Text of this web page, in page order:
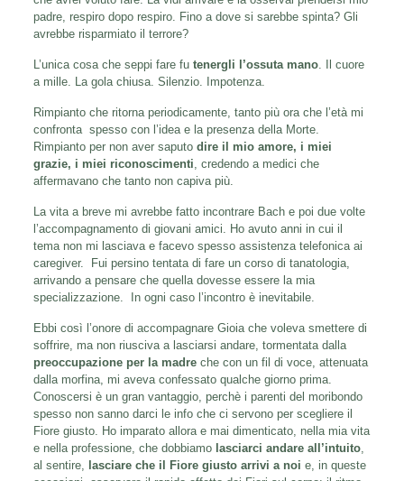
padre, respiro dopo respiro. Fino a dove si sarebbe spinta? Gli
avrebbe risparmiato il terrore?
L’unica cosa che seppi fare fu tenergli l’ossuta mano. Il cuore
a mille. La gola chiusa. Silenzio. Impotenza.
Rimpianto che ritorna periodicamente, tanto più ora che l’età mi
confronta spesso con l’idea e la presenza della Morte.
Rimpianto per non aver saputo dire il mio amore, i miei
grazie, i miei riconoscimenti, credendo a medici che
affermavano che tanto non capiva più.
La vita a breve mi avrebbe fatto incontrare Bach e poi due volte
l’accompagnamento di giovani amici. Ho avuto anni in cui il
tema non mi lasciava e facevo spesso assistenza telefonica ai
caregiver. Fui persino tentata di fare un corso di tanatologia,
arrivando a pensare che quella dovesse essere la mia
specializzazione. In ogni caso l’incontro è inevitabile.
Ebbi così l’onore di accompagnare Gioia che voleva smettere di
soffrire, ma non riusciva a lasciarsi andare, tormentata dalla
preoccupazione per la madreche con un fil di voce, attenuata
dalla morfina, mi aveva confessato qualche giorno prima.
Conoscersi è un gran vantaggio, perchè i parenti del moribondo
spesso non sanno darci le info che ci servono per scegliere il
Fiore giusto. Ho imparato allora e mai dimenticato, nella mia vita
e nella professione, che dobbiamo lasciarci andare all’intuito,
al sentire, lasciare che il Fiore giusto arrivi a noi e, in queste